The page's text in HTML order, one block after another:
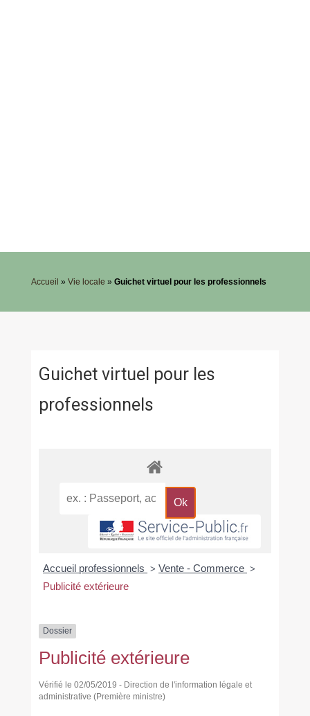
Accueil » Vie locale » Guichet virtuel pour les professionnels
Guichet virtuel pour les
professionnels
Accueil professionnels > Vente - Commerce >
Publicité extérieure
Dossier
Publicité extérieure
Vérifié le 02/05/2019 - Direction de l'information légale et
administrative (Première ministre)